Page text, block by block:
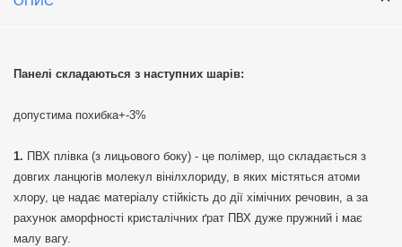
Панелі складаються з наступних шарів:
допустима похибка+-3%
ПВХ плівка (з лицьового боку) - це полімер, що складається з
довгих ланцюгів молекул вінілхлориду, в яких містяться атоми
хлору, це надає матеріалу стійкість до дії хімічних речовин, а за
рахунок аморфності кристалічних ґрат ПВХ дуже пружний і має
малу вагу.